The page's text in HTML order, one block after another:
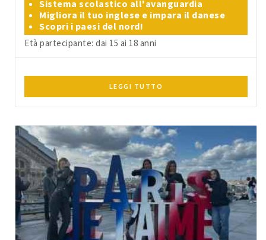
Sistema scolastico all'avanguardia
Migliora il tuo inglese e impara il danese
Scopri i paesi del nord!
Età partecipante: dai 15 ai 18 anni
LEGGI TUTTO